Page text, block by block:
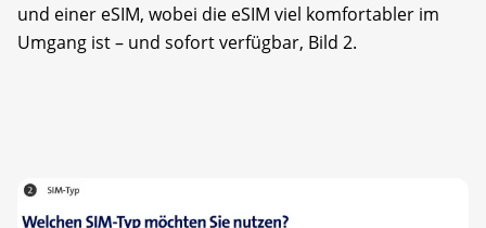
und einer eSIM, wobei die eSIM viel komfortabler im
Umgang ist – und sofort verfügbar, Bild 2.